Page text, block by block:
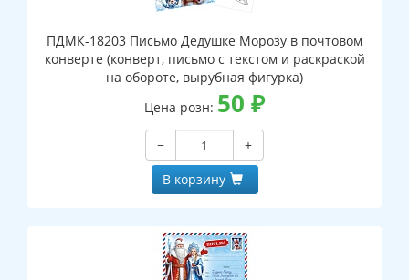
ПДМК-18203 Письмо Дедушке Морозу в почтовом
конверте (конверт, письмо с текстом и раскраской
на обороте, вырубная фигурка)
Цена розн: 50 ₽
−
+
В корзину